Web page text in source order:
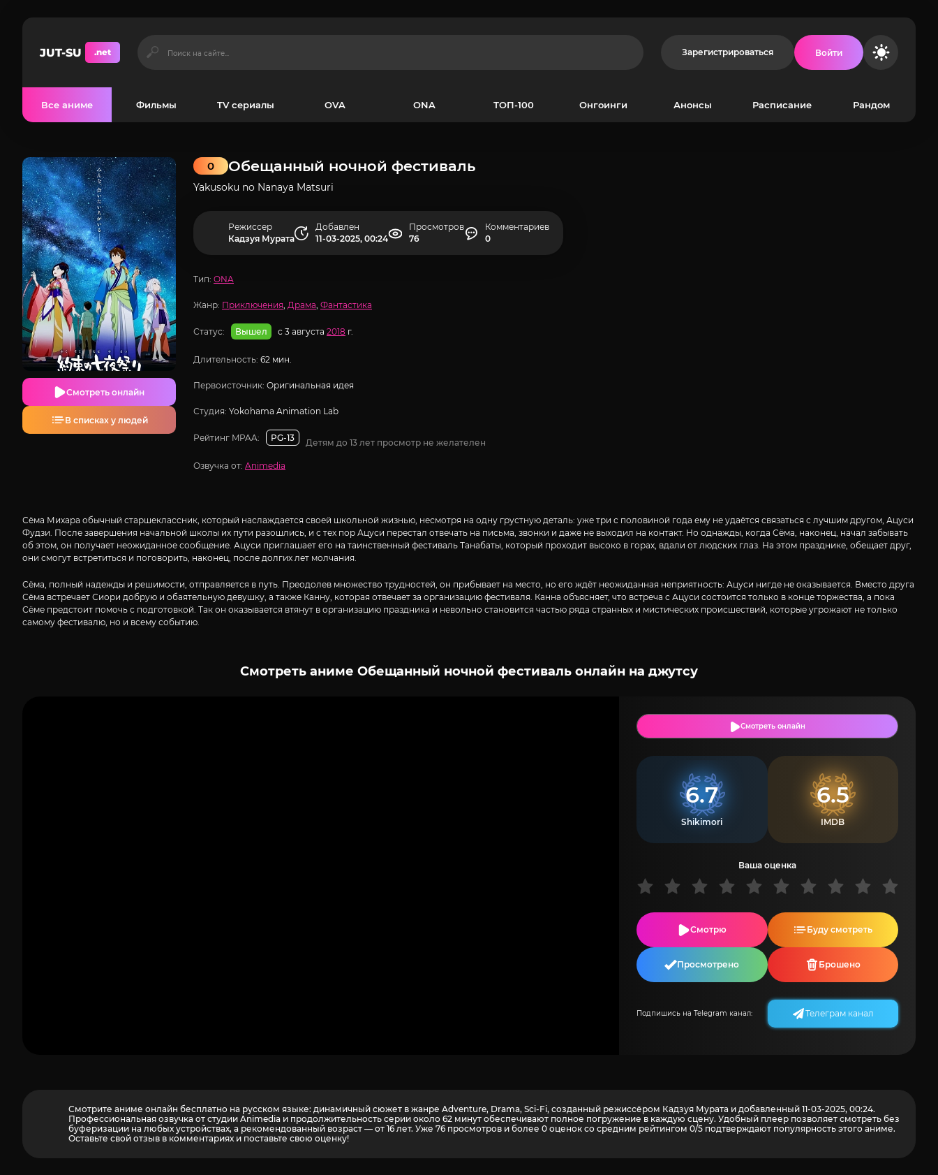
JUT-SU .net Зарегистрироваться Войти
Все аниме Фильмы TV сериалы OVA ONA ТОП-100 Онгоинги Анонсы Расписание Рандом
Обещанный ночной фестиваль
0
Yakusoku no Nanaya Matsuri
Смотреть онлайн
В списках у людей
Режиссер
Кадзуя Мурата
Добавлен
11-03-2025, 00:24
Просмотров
76
Комментариев
0
Тип: ONA
Жанр: Приключения, Драма, Фантастика
Статус: Вышел с 3 августа 2018 г.
Длительность: 62 мин.
Первоисточник: Оригинальная идея
Студия: Yokohama Animation Lab
Рейтинг MPAA: PG-13 Детям до 13 лет просмотр не желателен
Озвучка от: Animedia
Сёма Михара обычный старшеклассник, который наслаждается своей школьной жизнью, несмотря на одну грустную деталь: уже три с половиной года ему не удаётся связаться с лучшим другом, Ацуси
Фудзи. После завершения начальной школы их пути разошлись, и с тех пор Ацуси перестал отвечать на письма, звонки и даже не выходил на контакт. Но однажды, когда Сёма, наконец, начал забывать
об этом, он получает неожиданное сообщение. Ацуси приглашает его на таинственный фестиваль Танабаты, который проходит высоко в горах, вдали от людских глаз. На этом празднике, обещает друг,
они смогут встретиться и поговорить, наконец, после долгих лет молчания.
Сёма, полный надежды и решимости, отправляется в путь. Преодолев множество трудностей, он прибывает на место, но его ждёт неожиданная неприятность: Ацуси нигде не оказывается. Вместо друга
Сёма встречает Сиори добрую и обаятельную девушку, а также Канну, которая отвечает за организацию фестиваля. Канна объясняет, что встреча с Ацуси состоится только в конце торжества, а пока
Сёме предстоит помочь с подготовкой. Так он оказывается втянут в организацию праздника и невольно становится частью ряда странных и мистических происшествий, которые угрожают не только
самому фестивалю, но и всему событию.
Смотреть аниме Обещанный ночной фестиваль онлайн на джутсу
Смотреть онлайн
6.7
Shikimori
6.5
IMDB
Ваша оценка
Смотрю Буду смотреть
Просмотрено Брошено
Подпишись на Telegram канал: Телеграм канал
Смотрите аниме онлайн бесплатно на русском языке: динамичный сюжет в жанре Adventure, Drama, Sci-Fi, созданный режиссёром Кадзуя Мурата и добавленный 11-03-2025, 00:24.
Профессиональная озвучка от студии Animedia и продолжительность серии около 62 минут обеспечивают полное погружение в каждую сцену. Удобный плеер позволяет смотреть без
буферизации на любых устройствах, а рекомендованный возраст — от 16 лет. Уже 76 просмотров и более 0 оценок со средним рейтингом 0/5 подтверждают популярность этого аниме.
Оставьте свой отзыв в комментариях и поставьте свою оценку!